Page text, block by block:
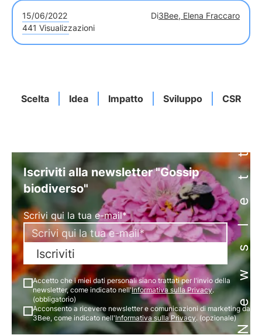
15/06/2022 Di3Bee, Elena Fraccaro
441 Visualizzazioni
Scelta Idea Impatto Sviluppo CSRNewsletter
Iscriviti alla newsletter "Gossip
biodiverso"
Scrivi qui la tua e-mail*
Iscriviti
Accetto che i miei dati personali siano trattati per l'invio della
newsletter, come indicato nell'Informativa sulla Privacy.
(obbligatorio)
Acconsento a ricevere newsletter e comunicazioni di marketing da
3Bee, come indicato nell'Informativa sulla Privacy. (opzionale)